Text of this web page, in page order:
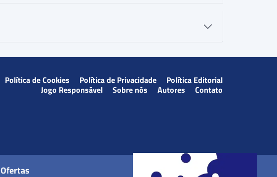
Política de Cookies Política de Privacidade
Política Editorial
Jogo Responsável
Sobre nós Autores Contato
Ofertas